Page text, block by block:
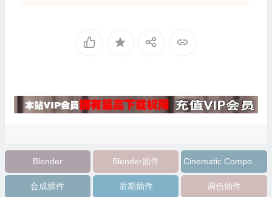
Blender Blender插件
合成插件 后期插件 调色插件